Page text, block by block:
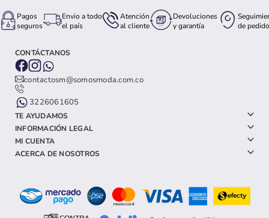
Pagos
seguros
Envio a todo
el país
Atención
al cliente
Devoluciones
y garantía
de pedido
CONTÁCTANOS
contactosm@somosmoda.com.co
3226061605
TE AYUDAMOS
INFORMACIÓN LEGAL
MI CUENTA
ACERCA DE NOSOTROS